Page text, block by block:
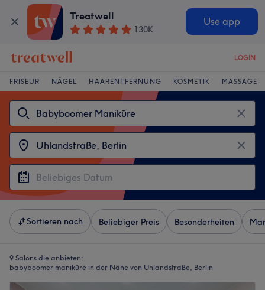
Treatwell
130K
Use app
LOGIN
FRISEUR NÄGEL HAARENTFERNUNG KOSMETIK MASSAGE
Sortieren nach Beliebiger Preis Besonderheiten
9 Salons die anbieten:
babyboomer maniküre in der Nähe von Uhlandstraße, Berlin